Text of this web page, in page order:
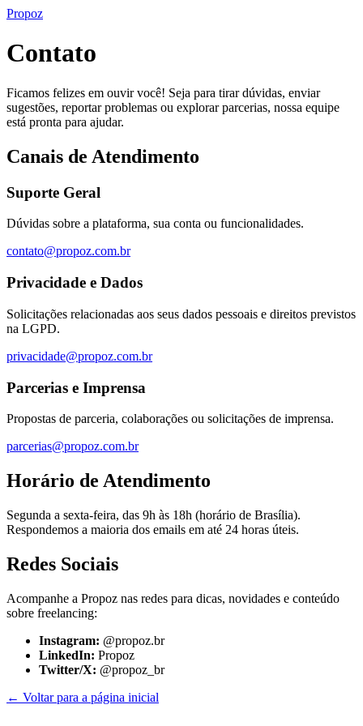
Propoz
Contato
Ficamos felizes em ouvir você! Seja para tirar dúvidas, enviar
sugestões, reportar problemas ou explorar parcerias, nossa equipe
está pronta para ajudar.
Canais de Atendimento
Suporte Geral
Dúvidas sobre a plataforma, sua conta ou funcionalidades.
contato@propoz.com.br
Privacidade e Dados
Solicitações relacionadas aos seus dados pessoais e direitos previstos
na LGPD.
privacidade@propoz.com.br
Parcerias e Imprensa
Propostas de parceria, colaborações ou solicitações de imprensa.
parcerias@propoz.com.br
Horário de Atendimento
Segunda a sexta-feira, das 9h às 18h (horário de Brasília).
Respondemos a maioria dos emails em até 24 horas úteis.
Redes Sociais
Acompanhe a Propoz nas redes para dicas, novidades e conteúdo
sobre freelancing:
Instagram: @propoz.br
LinkedIn: Propoz
Twitter/X: @propoz_br
← Voltar para a página inicial